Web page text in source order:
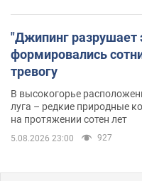
"Джипинг разрушает
формировались
тревогу
В высокогорье
луга – редкие природные
на протяжении сотен лет
5.08.2026 23:00 927